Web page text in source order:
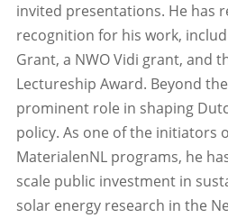
invited presentations. He has
recognition for his work,
Grant, a NWO Vidi grant, and
Lectureship Award. Beyond
prominent role in shaping
policy. As one of the initiators
MaterialenNL programs, he
scale public investment in
solar energy research in the